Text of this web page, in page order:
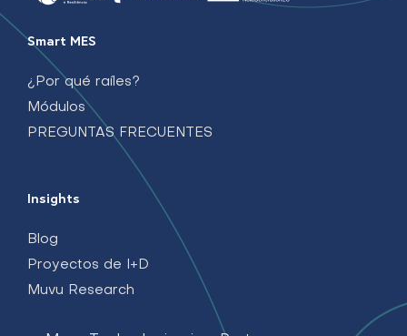
Smart MES
¿Por qué raíles?
Módulos
PREGUNTAS FRECUENTES
Insights
Blog
Proyectos de I+D
Muvu Research